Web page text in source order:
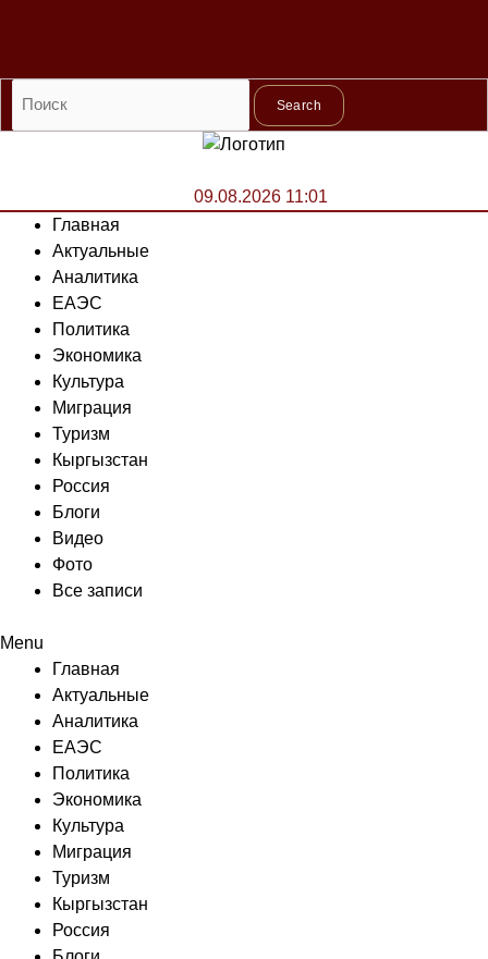
Search
09.08.2026 11:01
Главная
Актуальные
Аналитика
ЕАЭС
Политика
Экономика
Культура
Миграция
Туризм
Кыргызстан
Россия
Блоги
Видео
Фото
Все записи
Menu
Главная
Актуальные
Аналитика
ЕАЭС
Политика
Экономика
Культура
Миграция
Туризм
Кыргызстан
Россия